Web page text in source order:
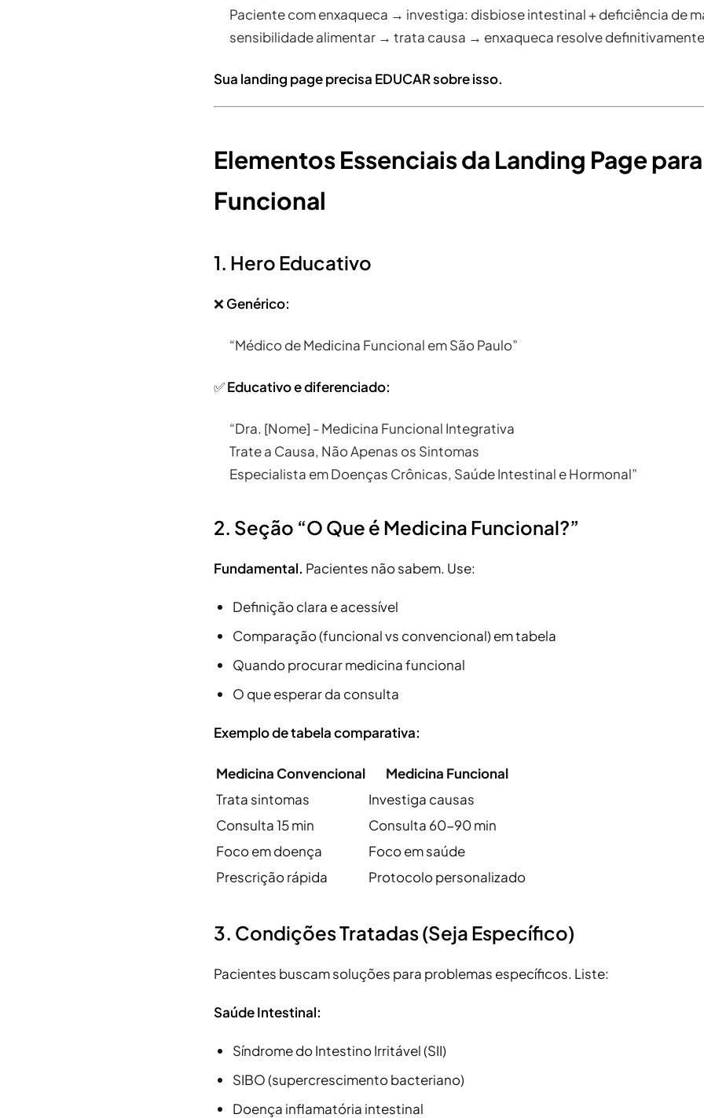
Paciente com enxaqueca → investiga: disbiose intestinal + deficiência de
sensibilidade alimentar → trata causa → enxaqueca resolve definitivamente
Sua landing page precisa EDUCAR sobre isso.
Elementos Essenciais da Landing Page
Funcional
1. Hero Educativo
❌Genérico:
“Médico de Medicina Funcional em São Paulo”
✅Educativo e diferenciado:
“Dra. [Nome] - Medicina Funcional Integrativa
Trate a Causa, Não Apenas os Sintomas
Especialista em Doenças Crônicas, Saúde Intestinal e Hormonal”
2. Seção “O Que é Medicina Funcional?”
Fundamental. Pacientes não sabem. Use:
Definição clara e acessível
Comparação (funcional vs convencional) em tabela
Quando procurar medicina funcional
O que esperar da consulta
Exemplo de tabela comparativa:
Medicina Convencional
Medicina Funcional
Trata sintomas
Investiga causas
Consulta 15 min
Consulta 60-90 min
Foco em doença
Foco em saúde
Prescrição rápida
Protocolo personalizado
3. Condições Tratadas (Seja Específico)
Pacientes buscam soluções para problemas específicos. Liste:
Saúde Intestinal:
Síndrome do Intestino Irritável (SII)
SIBO (supercrescimento bacteriano)
Doença inflamatória intestinal